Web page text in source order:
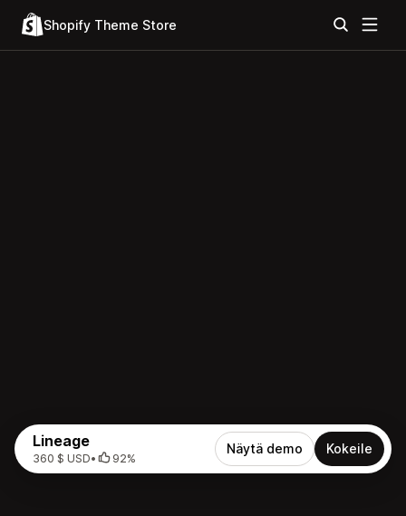
Shopify Theme Store
Lineage
360 $ USD• 92%
Näytä demo Kokeile